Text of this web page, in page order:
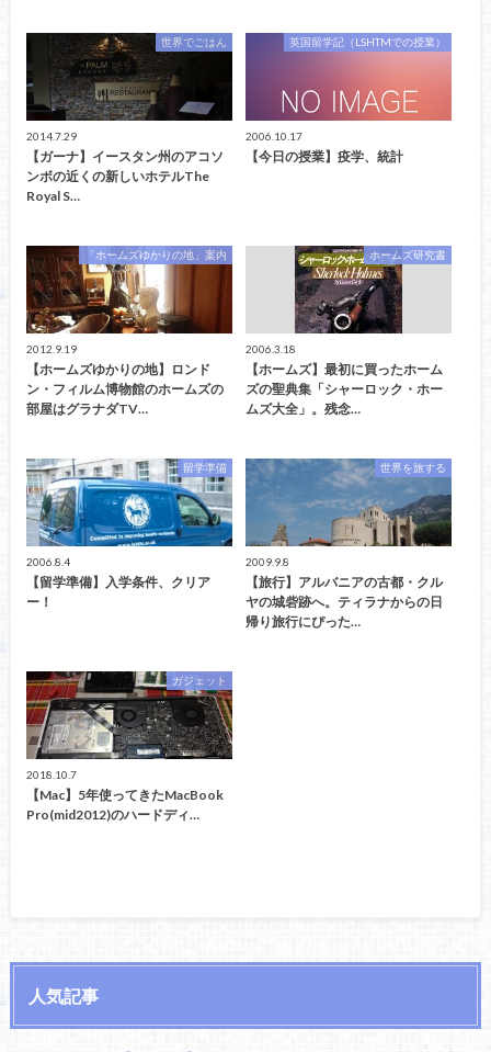
世界でごはん
2014.7.29
【ガーナ】イースタン州のアコソ
ンボの近くの新しいホテルThe
Royal S…
英国留学記（LSHTMでの授業）
2006.10.17
【今日の授業】疫学、統計
「ホームズゆかりの地」案内
2012.9.19
【ホームズゆかりの地】ロンド
ン・フィルム博物館のホームズの
部屋はグラナダTV…
ホームズ研究書
2006.3.18
【ホームズ】最初に買ったホーム
ズの聖典集「シャーロック・ホー
ムズ大全」。残念…
留学準備
2006.8.4
【留学準備】入学条件、クリア
ー！
世界を旅する
2009.9.8
【旅行】アルバニアの古都・クル
ヤの城砦跡へ。ティラナからの日
帰り旅行にぴった…
ガジェット
2018.10.7
【Mac】5年使ってきたMacBook
Pro(mid2012)のハードディ…
人気記事